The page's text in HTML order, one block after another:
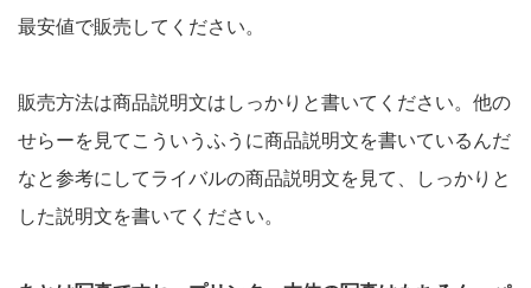
最安値で販売してください。
販売方法は商品説明文はしっかりと書いてください。他の
せらーを見てこういうふうに商品説明文を書いているんだ
なと参考にしてライバルの商品説明文を見て、しっかりと
した説明文を書いてください。